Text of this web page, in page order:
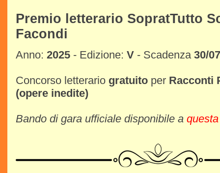
Premio letterario SopratTutto
Facondi
Anno: 2025 - Edizione: V - Scadenza 30/
Concorso letterario gratuito per Racconti
(opere inedite)
Bando di gara ufficiale disponibile a